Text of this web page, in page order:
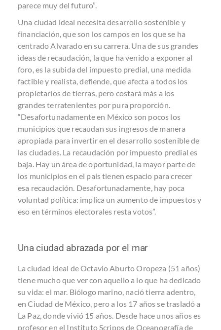
parece muy del futuro”.
Una ciudad ideal necesita desarrollo sostenible y
financiación, que son los campos en los que se ha
centrado Alvarado en su carrera. Una de sus grandes
ideas de recaudación, la que ha venido a exponer al
foro, es la subida del impuesto predial, una medida
factible y realista, defiende, que afecta a todos los
propietarios de tierras, pero costará más a los
grandes terratenientes por pura proporción.
“Desafortunadamente en México son pocos los
municipios que recaudan sus ingresos de manera
apropiada para invertir en el desarrollo sostenible de
las ciudades. La recaudación por impuesto predial es
baja. Hay un área de oportunidad, la mayor parte de
los municipios en el país tienen espacio para crecer
esa recaudación. Desafortunadamente, hay poca
voluntad política: implica un aumento de impuestos y
eso en términos electorales resta votos”.
Una ciudad abrazada por el mar
La ciudad ideal de Octavio Aburto Oropeza (51 años)
tiene mucho que ver con aquello a lo que ha dedicado
su vida: el mar. Biólogo marino, nació tierra adentro,
en Ciudad de México, pero a los 17 años se trasladó a
La Paz, donde vivió 15 años. Desde hace unos años es
profesor en el Instituto Scripps de Oceanografía de